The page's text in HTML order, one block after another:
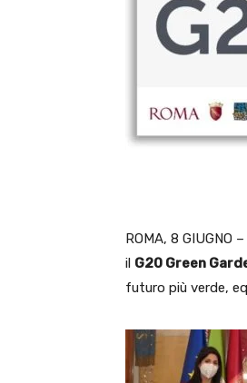
ROMA, 8
il G20 Green
futuro più verde,